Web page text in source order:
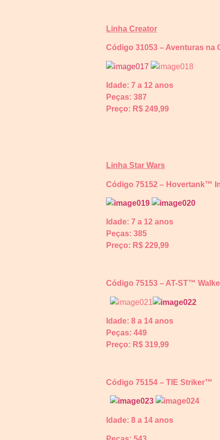
Linha Creator
Código 31053 – Aventuras na
Idade: 7 a 12 anos
Peças: 387
Preço: R$ 249,99
Linha Star Wars
Código 75152 – Hovertank™
Idade: 7 a 12 anos
Peças: 385
Preço: R$ 229,99
Código 75153 – AT-ST™
Idade: 8 a 14 anos
Peças: 449
Preço: R$ 319,99
Código 75154 – TIE Striker™
Idade: 8 a 14 anos